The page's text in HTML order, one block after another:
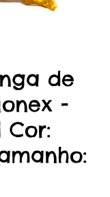
de
-
Cor: